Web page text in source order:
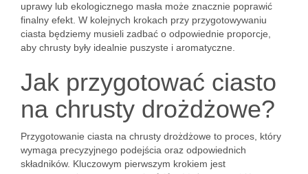
uprawy lub ekologicznego masła może znacznie poprawić
finalny efekt. W kolejnych krokach przy przygotowywaniu
ciasta będziemy musieli zadbać o odpowiednie proporcje,
aby chrusty były idealnie puszyste i aromatyczne.
Jak przygotować ciasto
na chrusty drożdżowe?
Przygotowanie ciasta na chrusty drożdżowe to proces, który
wymaga precyzyjnego podejścia oraz odpowiednich
składników. Kluczowym pierwszym krokiem jest